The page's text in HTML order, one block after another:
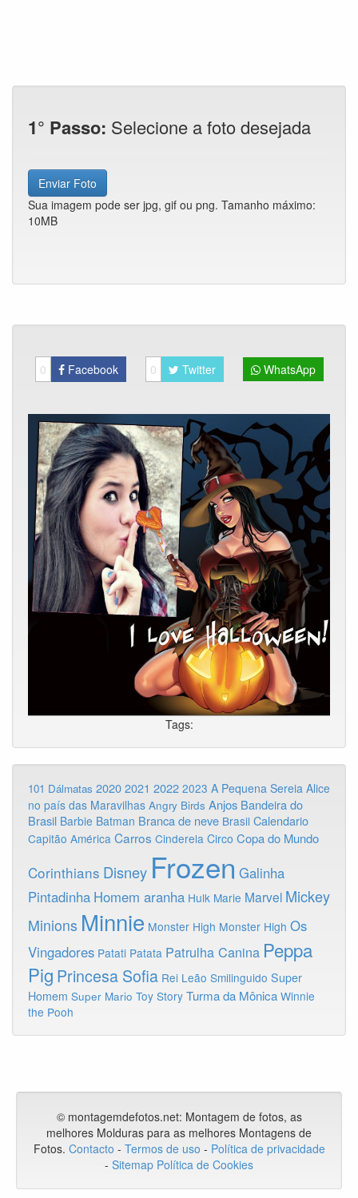
1° Passo: Selecione a foto desejada
Enviar Foto
Sua imagem pode ser jpg, gif ou png. Tamanho máximo:
10MB
0 Facebook 0 Twitter WhatsApp
Tags:
101 Dálmatas 2020 2021 2022 2023 A Pequena Sereia Alice
no país das Maravilhas Angry Birds Anjos Bandeira do
Brasil Barbie Batman Branca de neve Brasil Calendario
Capitão América Carros Cinderela Circo Copa do Mundo
Corinthians Disney Frozen Galinha
Pintadinha Homem aranha Hulk Marie Marvel Mickey
Minions Minnie Monster High Monster High Os
Vingadores Patati Patata Patrulha Canina Peppa
Pig Princesa Sofia Rei Leão Smilinguido Super
Homem Super Mario Toy Story Turma da Mônica Winnie
the Pooh
© montagemdefotos.net: Montagem de fotos, as
melhores Molduras para as melhores Montagens de
Fotos. Contacto - Termos de uso - Política de privacidade
- Sitemap Política de Cookies